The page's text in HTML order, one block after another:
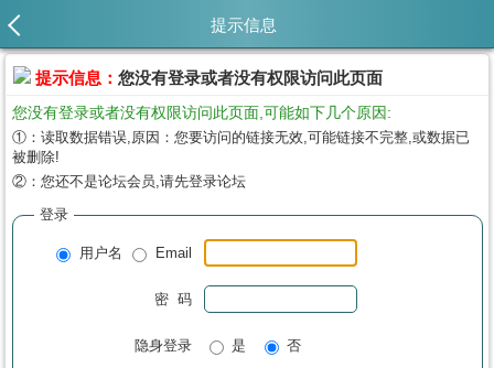
提示信息
提示信息： 您没有登录或者没有权限访问此页面
您没有登录或者没有权限访问此页面,可能如下几个原因:
①：读取数据错误,原因：您要访问的链接无效,可能链接不完整,或数据已
被删除!
②：您还不是论坛会员,请先登录论坛
登录
用户名 Email
密 码
隐身登录 是 否